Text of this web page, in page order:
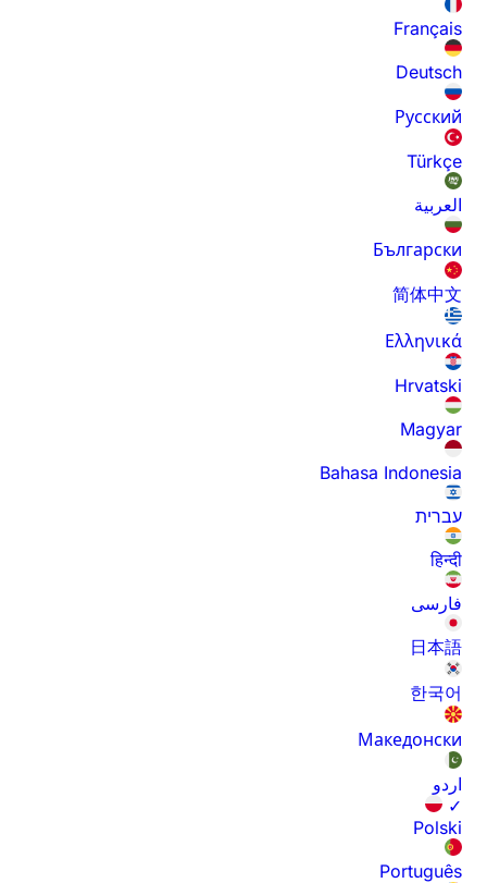
Français
Deutsch
Русский
Türkçe
العربية
Български
简体中文
Ελληνικά
Hrvatski
Magyar
Bahasa Indonesia
עברית
हिन्दी
فارسی
日本語
한국어
Македонски
اردو
✓
Polski
Português